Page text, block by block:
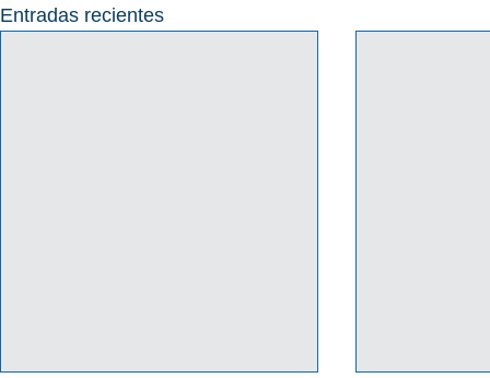
Entradas recientes